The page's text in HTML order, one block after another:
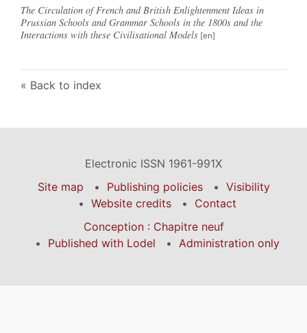
The Circulation of French and British Enlightenment Ideas in
Prussian Schools and Grammar Schools in the 1800s and the
Interactions with these Civilisational Models
Back to index
Electronic ISSN 1961-991X
Site map
Publishing policies
Visibility
Website credits
Contact
Conception : Chapitre neuf
Published with Lodel
Administration only